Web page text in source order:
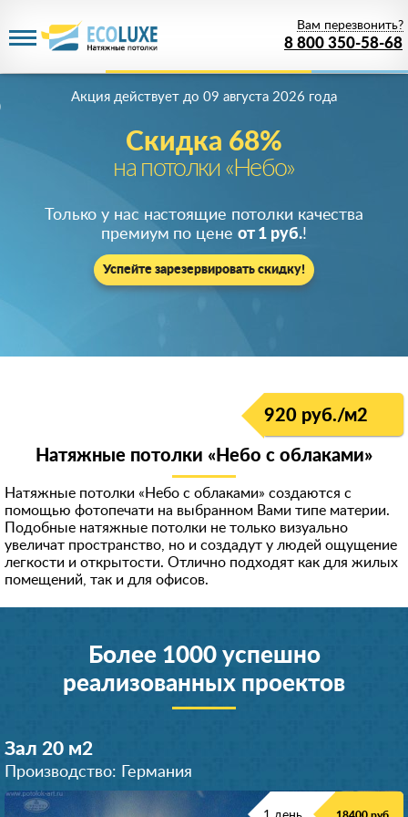
8 800 350-58-68
Вам перезвонить?
Скидка 68%
на потолки «Небо»
Акция действует до 09 августа 2026 года
Только у нас настоящие потолки качества
премиум по цене от 1 руб.!
Успейте зарезервировать скидку!
920 руб./м2
Натяжные потолки «Небо с облаками»
Натяжные потолки «Небо с облаками» создаются с
помощью фотопечати на выбранном Вами типе материи.
Подобные натяжные потолки не только визуально
увеличат пространство, но и создадут у людей ощущение
легкости и открытости. Отлично подходят как для жилых
помещений, так и для офисов.
Более 1000 успешно
реализованных проектов
Зал 20 м2
Производство: Германия